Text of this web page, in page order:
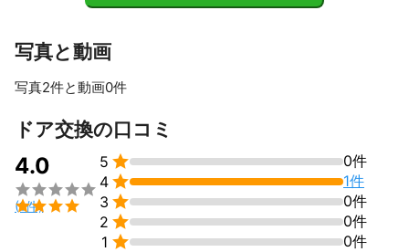
写真と動画
写真2件と動画0件
ドア交換の口コミ
4.0


(1件)
5 
0件
4 
1件
3 
0件
2 
0件
1  0件